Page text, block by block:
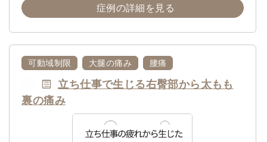
症例の詳細を見る
可動域制限 大腿の痛み 腰痛
立ち仕事で生じる右臀部から太もも
裏の痛み